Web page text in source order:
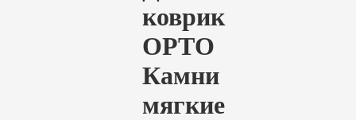
коврик
ОРТО
Камни
мягкие